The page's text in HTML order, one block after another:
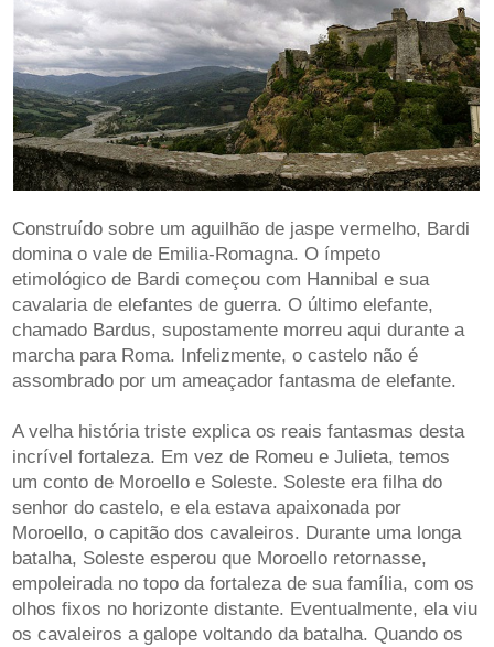
Construído sobre um aguilhão de jaspe vermelho, Bardi
domina o vale de Emilia-Romagna. O ímpeto
etimológico de Bardi começou com Hannibal e sua
cavalaria de elefantes de guerra. O último elefante,
chamado Bardus, supostamente morreu aqui durante a
marcha para Roma. Infelizmente, o castelo não é
assombrado por um ameaçador fantasma de elefante.
A velha história triste explica os reais fantasmas desta
incrível fortaleza. Em vez de Romeu e Julieta, temos
um conto de Moroello e Soleste. Soleste era filha do
senhor do castelo, e ela estava apaixonada por
Moroello, o capitão dos cavaleiros. Durante uma longa
batalha, Soleste esperou que Moroello retornasse,
empoleirada no topo da fortaleza de sua família, com os
olhos fixos no horizonte distante. Eventualmente, ela viu
os cavaleiros a galope voltando da batalha. Quando os